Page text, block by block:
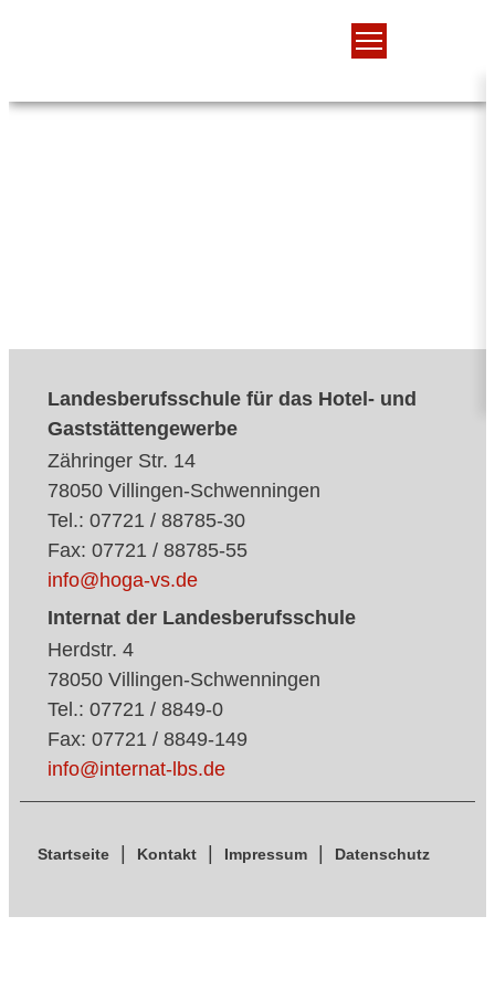
Landesberufsschule für das Hotel- und
Gaststättengewerbe
Zähringer Str. 14
78050 Villingen-Schwenningen
Tel.: 07721 / 88785-30
Fax: 07721 / 88785-55
info@hoga-vs.de
Internat der Landesberufsschule
Herdstr. 4
78050 Villingen-Schwenningen
Tel.: 07721 / 8849-0
Fax: 07721 / 8849-149
info@internat-lbs.de
Startseite Kontakt Impressum Datenschutz